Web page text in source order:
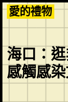
Skip
to
content
愛的禮物
海口：
感觸感